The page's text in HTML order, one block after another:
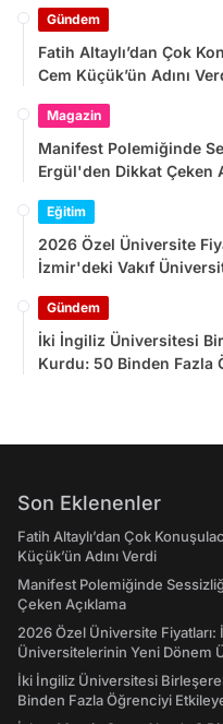
Gündem
Fatih Altaylı’dan Çok
Cem Küçük’ün Adını
Magazin
Manifest Polemiğinde
Ergül'den Dikkat Çeken
Eğitim
2026 Özel Üniversite
İzmir'deki Vakıf
Gündem
İki İngiliz Üniversitesi
Kurdu: 50 Binden Fazla
Son Eklenenler
Fatih Altaylı’dan Çok
Küçük’ün Adını Verdi
Manifest Polemiğinde
Çeken Açıklama
2026 Özel Üniversite
Üniversitelerinin Yeni Dönem
İki İngiliz Üniversitesi
Binden Fazla Öğrenciyi